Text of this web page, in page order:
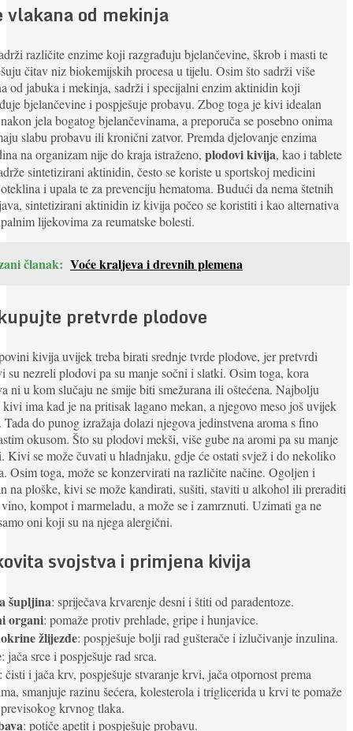
vlakana od mekinja
različite enzime koji razgrađuju bjelančevine, škrob i masti te
čitav niz biokemijskih procesa u tijelu. Osim što sadrži više
od jabuka i mekinja, sadrži i specijalni enzim aktinidin koji
bjelančevine i pospješuje probavu. Zbog toga je kivi idealan
jela bogatog bjelančevinama, a preporuča se posebno onima
slabu probavu ili kronični zatvor. Premda djelovanje enzima
na organizam nije do kraja istraženo, plodovi kivija, kao i tablete
sintetizirani aktinidin, često se koriste u sportskoj medicini
i upala te za prevenciju hematoma. Budući da nema štetnih
sintetizirani aktinidin iz kivija počeo se koristiti i kao alternativa
lijekovima za reumatske bolesti.
članak: Voće kraljeva i drevnih plemena
pretvrde plodove
kivija uvijek treba birati srednje tvrde plodove, jer pretvrdi
su nezreli plodovi pa su manje sočni i slatki. Osim toga, kora
ni u kom slučaju ne smije biti smežurana ili oštećena. Najbolju
kivi ima kad je na pritisak lagano mekan, a njegovo meso još uvijek
Tada do punog izražaja dolazi njegova jedinstvena aroma s fino
okusom. Što su plodovi mekši, više gube na aromi pa su manje
Kivi se može čuvati u hladnjaku, gdje će ostati svjež i do nekoliko
Osim toga, može se konzervirati na različite načine. Ogoljen i
na ploške, kivi se može kandirati, sušiti, staviti u alkohol ili preraditi
kompot i marmeladu, a može se i zamrznuti. Uzimati ga ne
oni koji su na njega alergični.
svojstva i primjena kivija
šupljina: spriječava krvarenje desni i štiti od paradentoze.
organi: pomaže protiv prehlade, gripe i hunjavice.
žlijezde: pospješuje bolji rad gušterače i izlučivanje inzulina.
: jača srce i pospješuje rad srca.
: čisti i jača krv, pospješuje stvaranje krvi, jača otpornost prema
smanjuje razinu šećera, kolesterola i triglicerida u krvi te pomaže
krvnog tlaka.
: potiče apetit i pospješuje probavu.